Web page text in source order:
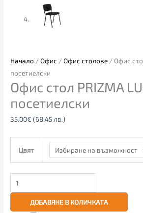
Начало /Офис /Офис столове / Офис
посетиелски
Офис стол PRIZMA
посетиелски
35.00€ (68.45 лв.)
Цвят
ДОБАВЯНЕ В КОЛИЧКАТА